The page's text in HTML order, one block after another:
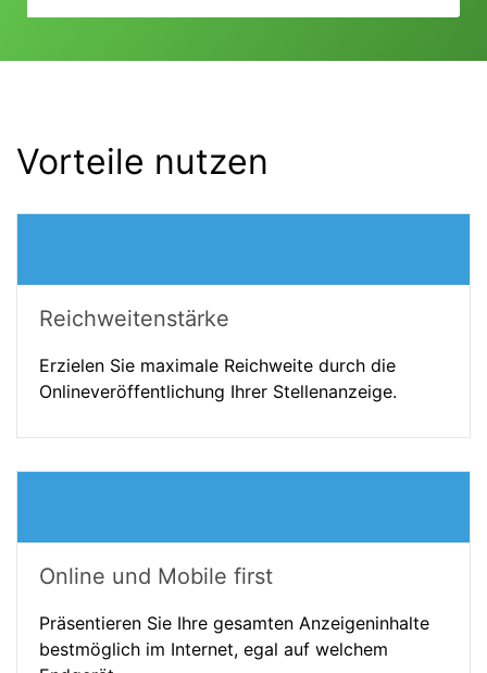
Vorteile nutzen
Reichweitenstärke
Erzielen Sie maximale Reichweite durch die
Onlineveröffentlichung Ihrer Stellenanzeige.
Online und Mobile first
Präsentieren Sie Ihre gesamten Anzeigeninhalte
bestmöglich im Internet, egal auf welchem